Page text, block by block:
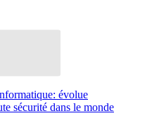
évolue
sécurité dans le monde